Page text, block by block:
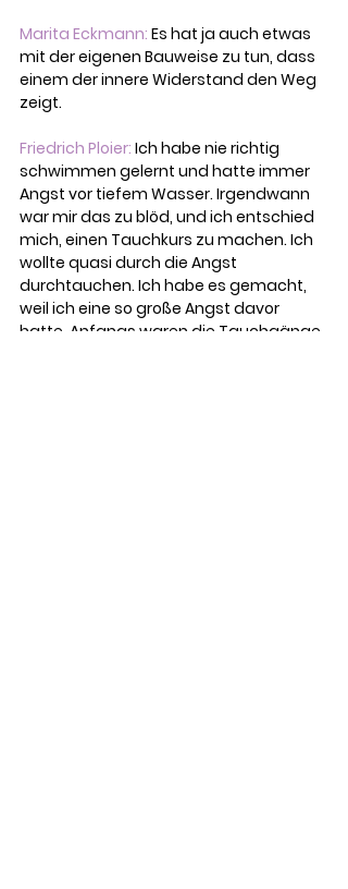
Marita Eckmann: Es hat ja auch etwas
mit der eigenen Bauweise zu tun, dass
einem der innere Widerstand den Weg
zeigt.
Friedrich Ploier: Ich habe nie richtig
schwimmen gelernt und hatte immer
Angst vor tiefem Wasser. Irgendwann
war mir das zu blöd, und ich entschied
mich, einen Tauchkurs zu machen. Ich
wollte quasi durch die Angst
durchtauchen. Ich habe es gemacht,
weil ich eine so große Angst davor
hatte. Anfangs waren die Tauchgänge